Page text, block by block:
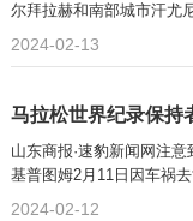
尔拜拉赫和南部城市汗尤
2024-02-13
马拉松世界纪录保持
山东商报·速豹新闻网注
基普图姆2月11日因车祸
2024-02-12